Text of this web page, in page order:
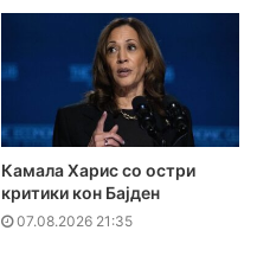
Камала Харис со остри
критики кон Бајден
07.08.2026 21:35